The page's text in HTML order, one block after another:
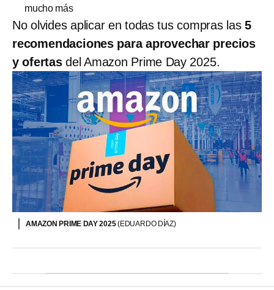
mucho más
No olvides aplicar en todas tus compras las5
recomendaciones para aprovechar precios
y ofertasdel Amazon Prime Day 2025.
AMAZON PRIME DAY 2025(EDUARDO DÍAZ)